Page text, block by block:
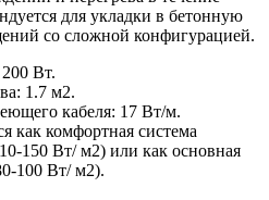
для укладки в бетонную
со сложной конфигурацией.
Вт.
1.7 м2.
кабеля: 17 Вт/м.
как комфортная система
150 Вт/ м2) или как основная
100 Вт/ м2).